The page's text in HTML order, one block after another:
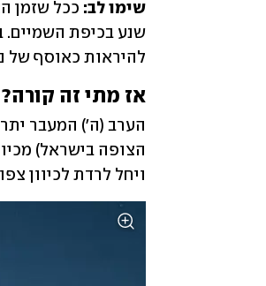
שימו לב:
להיראות כאוסף של
אז מתי זה קורה?
ויחל לרדת לכיוון